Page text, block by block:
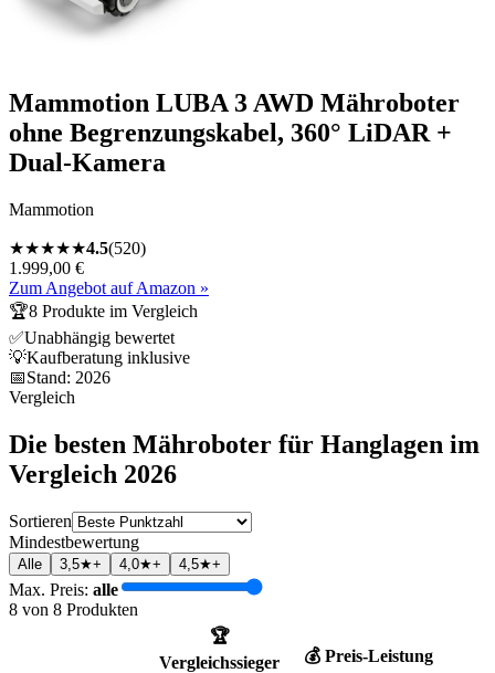
Mammotion LUBA 3 AWD Mähroboter
ohne Begrenzungskabel, 360° LiDAR +
Dual-Kamera
Mammotion
★★★★★4.5(520)
1.999,00 €
Zum Angebot auf Amazon »
🏆8 Produkte im Vergleich
✅Unabhängig bewertet
💡Kaufberatung inklusive
📅Stand: 2026
Vergleich
Die besten Mähroboter für Hanglagen im
Vergleich 2026
Sortieren
Mindestbewertung
Alle 3,5★+ 4,0★+ 4,5★+
Max. Preis: alle
8 von 8 Produkten
🏆
Vergleichssieger
💰 Preis-Leistung